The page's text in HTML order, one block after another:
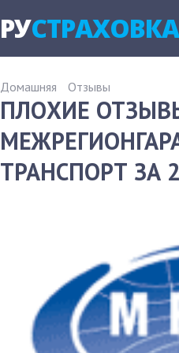
РУСТРАХОВКА
Домашняя Отзывы
ПЛОХИЕ
ТРАНСПОРТ ЗА